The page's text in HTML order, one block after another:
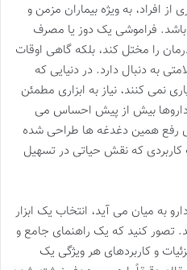
افراد، به ویژه بیماران مزمن و
باشد. فراموشی یک دوز یا مصرف
را مختل کند، بلکه گاهی اوقات
به دنبال دارد. در دنیایی که
نمی کنند، نیاز به ابزاری مطمئن
داروها بیش از پیش احساس می
رفع همین دغدغه ها طراحی شده
کاربردی که نقش حیاتی در تسهیل
به میان می آید، انتخاب یک ابزار
تصور کنید که یک راهنمای جامع و
و کاربردهای هر ویژگی یک